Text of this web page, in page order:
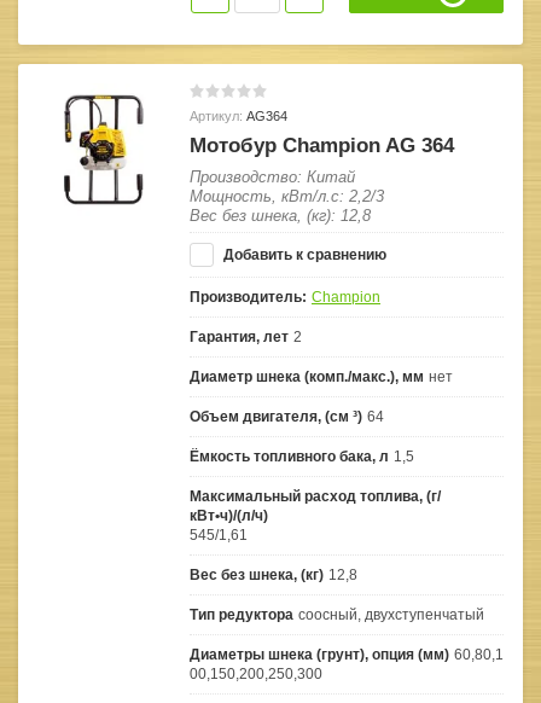
Артикул: AG364
Мотобур Champion AG 364
Производство: Китай
Мощность, кВт/л.с: 2,2/3
Вес без шнека, (кг): 12,8
Добавить к сравнению
Производитель: Champion
Гарантия, лет 2
Диаметр шнека (комп./макс.), мм нет
Объем двигателя, (см ³) 64
Ёмкость топливного бака, л 1,5
Максимальный расход топлива, (г/
кВт•ч)/(л/ч)
545/1,61
Вес без шнека, (кг) 12,8
Тип редуктора соосный, двухступенчатый
Диаметры шнека (грунт), опция (мм) 60,80,1
00,150,200,250,300